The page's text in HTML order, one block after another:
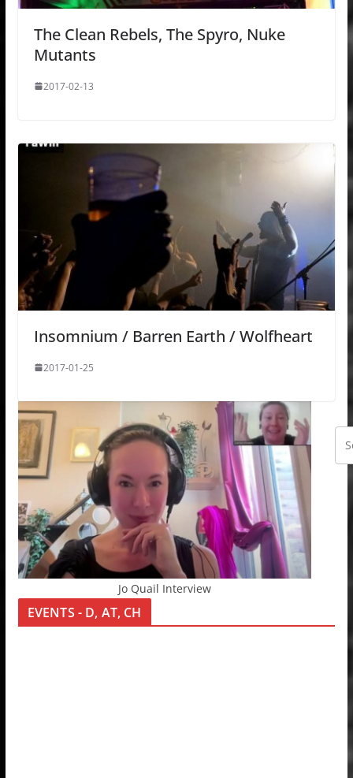
The Clean Rebels, The Spyro, Nuke
Mutants
2017-02-13
Insomnium / Barren Earth / Wolfheart
2017-01-25
Jo Quail Interview
EVENTS - D, AT, CH